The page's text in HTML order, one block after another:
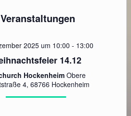
2025 um 10:00 - 13:00
14.12
HockenheimObere
4, 68766 Hockenheim